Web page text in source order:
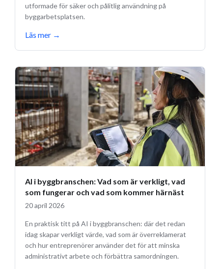
utformade för säker och pålitlig användning på
byggarbetsplatsen.
Läs mer →
AI i byggbranschen: Vad som är verkligt, vad
som fungerar och vad som kommer härnäst
20 april 2026
En praktisk titt på AI i byggbranschen: där det redan
idag skapar verkligt värde, vad som är överreklamerat
och hur entreprenörer använder det för att minska
administrativt arbete och förbättra samordningen.